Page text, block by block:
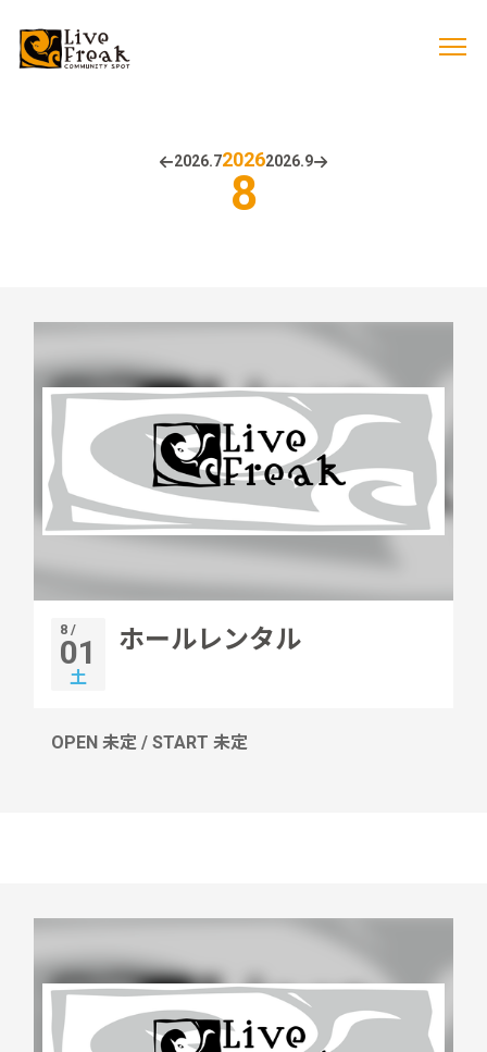
2026.72026
8
2026.9
8 /
01
土
ホールレンタル
OPEN 未定 / START 未定